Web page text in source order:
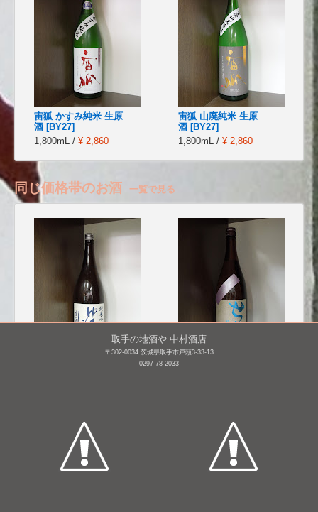
宙狐 かすみ純米 生原
酒 [BY27]
1,800mL / ¥ 2,860
宙狐 山廃純米 生原
酒 [BY27]
1,800mL / ¥ 2,860
同じ価格帯のお酒 一覧で見る
勢起(せき) 純米 [BY24]
取手の地酒や 中村酒店
〒302-0034 茨城県取手市戸頭3-33-13
0297-78-2033